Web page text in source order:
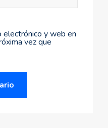
electrónico y web en
vez que